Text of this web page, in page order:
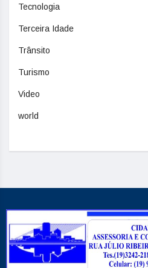
Tecnologia
Terceira Idade
Trânsito
Turismo
Video
world